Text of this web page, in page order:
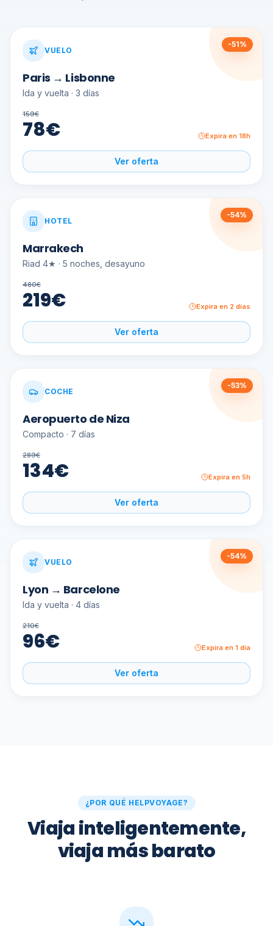
-51%
VUELO
Paris → Lisbonne
Ida y vuelta · 3 días
159€
78€ Expira en 18h
Ver oferta
-54%
HOTEL
Marrakech
Riad 4★ · 5 noches, desayuno
480€
219€ Expira en 2 días
Ver oferta
-53%
COCHE
Aeropuerto de Niza
Compacto · 7 días
289€
134€ Expira en 5h
Ver oferta
-54%
VUELO
Lyon → Barcelone
Ida y vuelta · 4 días
210€
96€ Expira en 1 día
Ver oferta
¿POR QUÉ HELPVOYAGE?
Viaja inteligentemente,
viaja más barato